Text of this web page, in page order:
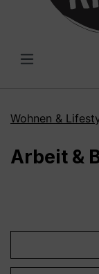
Wohnen &
Arbeit &